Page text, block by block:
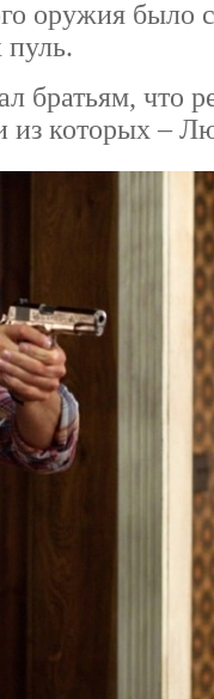
оружия было
братьям, что
из которых –